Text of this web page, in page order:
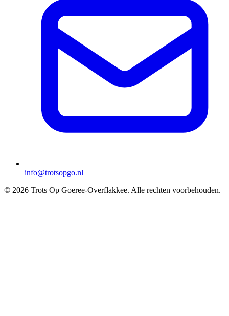
info@trotsopgo.nl
© 2026 Trots Op Goeree-Overflakkee. Alle rechten voorbehouden.